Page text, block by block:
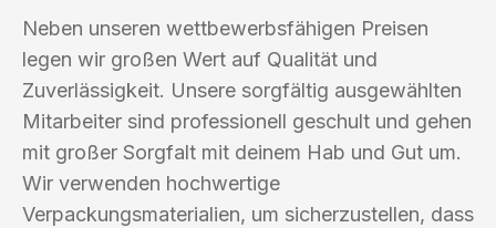
Neben unseren wettbewerbsfähigen Preisen
legen wir großen Wert auf Qualität und
Zuverlässigkeit. Unsere sorgfältig ausgewählten
Mitarbeiter sind professionell geschult und gehen
mit großer Sorgfalt mit deinem Hab und Gut um.
Wir verwenden hochwertige
Verpackungsmaterialien, um sicherzustellen, dass